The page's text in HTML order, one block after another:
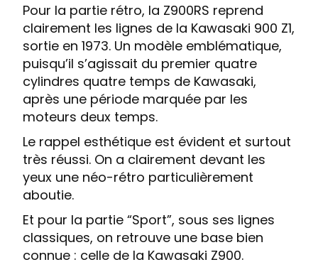
Pour la partie rétro, la Z900RS reprend
clairement les lignes de la Kawasaki 900 Z1,
sortie en 1973. Un modèle emblématique,
puisqu’il s’agissait du premier quatre
cylindres quatre temps de Kawasaki,
après une période marquée par les
moteurs deux temps.
Le rappel esthétique est évident et surtout
très réussi. On a clairement devant les
yeux une néo-rétro particulièrement
aboutie.
Et pour la partie “Sport”, sous ses lignes
classiques, on retrouve une base bien
connue : celle de la Kawasaki Z900.